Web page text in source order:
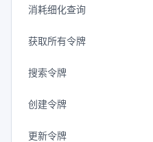
消耗细化查询
获取所有令牌
搜索令牌
创建令牌
更新令牌